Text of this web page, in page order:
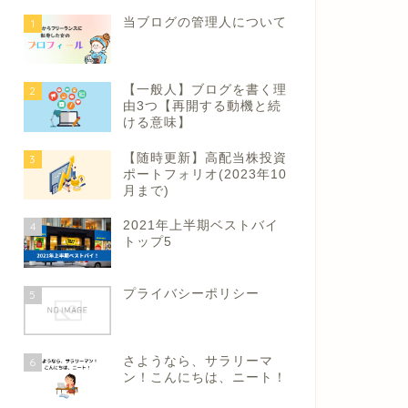
1 当ブログの管理人について
2
【一般人】ブログを書く理
由3つ【再開する動機と続
ける意味】
3
【随時更新】高配当株投資
ポートフォリオ(2023年10
月まで)
4
2021年上半期ベストバイ
トップ5
5 プライバシーポリシー
6
さようなら、サラリーマ
ン！こんにちは、ニート！